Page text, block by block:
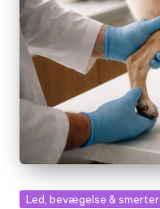
Posted
Led, bevægelse & smerter